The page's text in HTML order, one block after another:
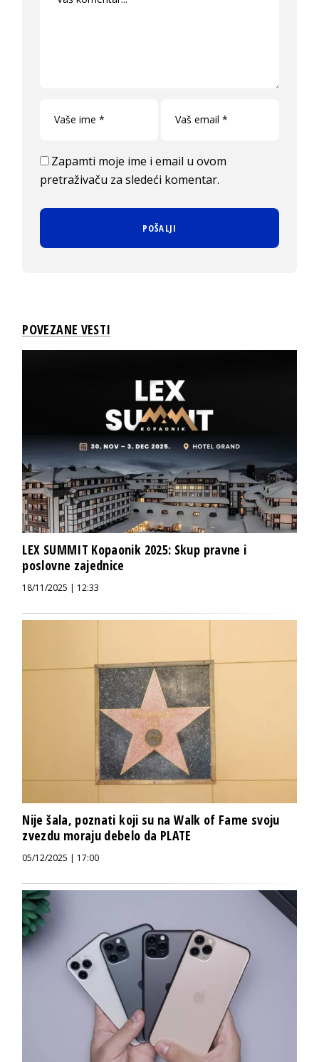
Zapamti moje ime i email u ovom
pretraživaču za sledeći komentar.
POVEZANE VESTI
LEX SUMMIT Kopaonik 2025: Skup pravne i
poslovne zajednice
18/11/2025 | 12:33
Nije šala, poznati koji su na Walk of Fame svoju
zvezdu moraju debelo da PLATE
05/12/2025 | 17:00